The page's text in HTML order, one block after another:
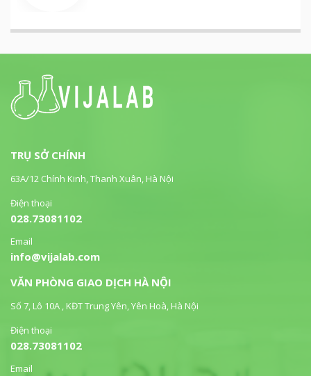
TRỤ SỞ CHÍNH
63A/12 Chính Kinh, Thanh Xuân, Hà Nội
Điện thoại
028.73081102
Email
info@vijalab.com
VĂN PHÒNG GIAO DỊCH HÀ NỘI
Số 7, Lô 10A , KĐT Trung Yên, Yên Hoà, Hà Nội
Điện thoại
028.73081102
Email